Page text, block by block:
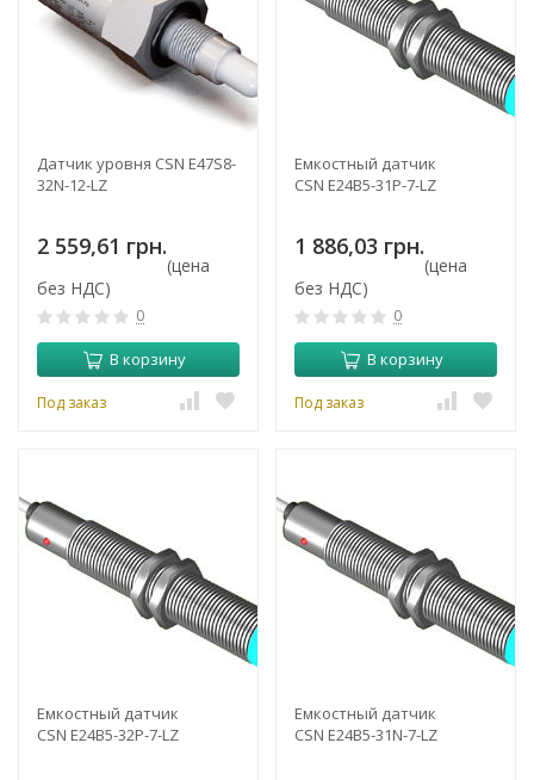
Датчик уровня CSN E47S8-
32N-12-LZ
2 559,61 грн.
(цена
без НДС)
0
В корзину
Под заказ
Емкостный датчик
CSN E24B5-31P-7-LZ
1 886,03 грн.
(цена
без НДС)
0
В корзину
Под заказ
Емкостный датчик
CSN E24B5-32P-7-LZ
Емкостный датчик
CSN E24B5-31N-7-LZ